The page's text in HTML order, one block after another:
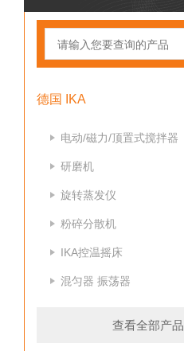
德国 IKA
电动/磁力/顶置式搅拌器
研磨机
旋转蒸发仪
粉碎分散机
IKA控温摇床
混匀器 振荡器
查看全部产品